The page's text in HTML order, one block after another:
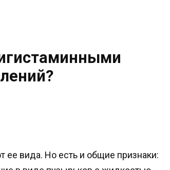
вида. Но есть и общие признаки: